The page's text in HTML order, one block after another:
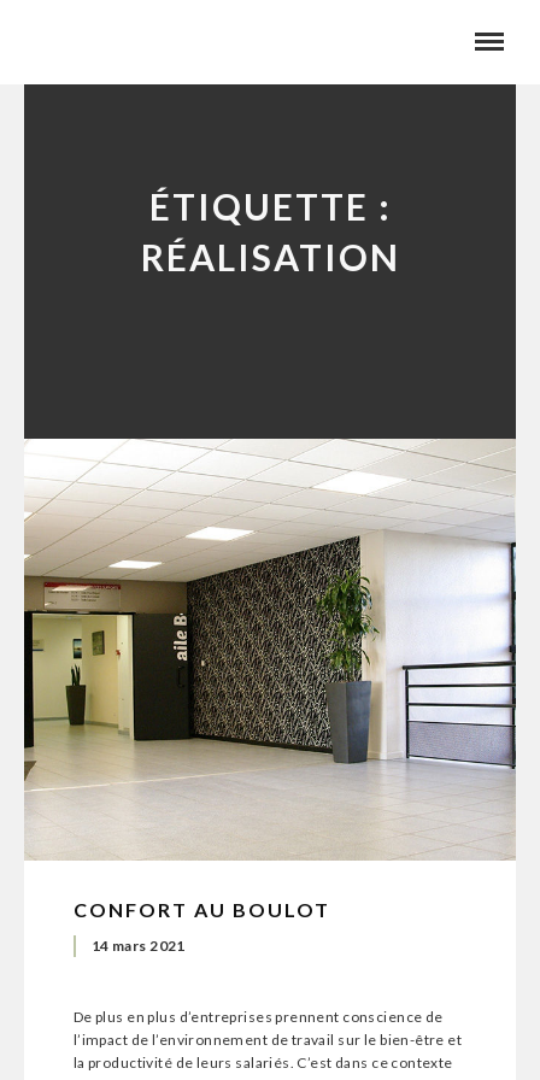
ÉTIQUETTE :
RÉALISATION
CONFORT AU BOULOT
14 mars 2021
De plus en plus d’entreprises prennent conscience de
l’impact de l’environnement de travail sur le bien-être et
la productivité de leurs salariés. C’est dans ce contexte